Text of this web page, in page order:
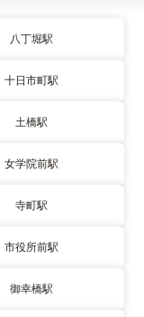
八丁堀駅
十日市町駅
土橋駅
女学院前駅
寺町駅
市役所前駅
御幸橋駅